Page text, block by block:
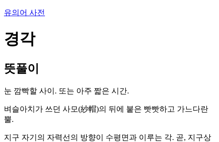
유의어 사전
경각
뜻풀이
눈 깜빡할 사이. 또는 아주 짧은 시간.
벼슬아치가 쓰던 사모(紗帽)의 뒤에 붙은 빳빳하고 가느다란
뿔.
지구 자기의 자력선의 방향이 수평면과 이루는 각. 곧, 지구상